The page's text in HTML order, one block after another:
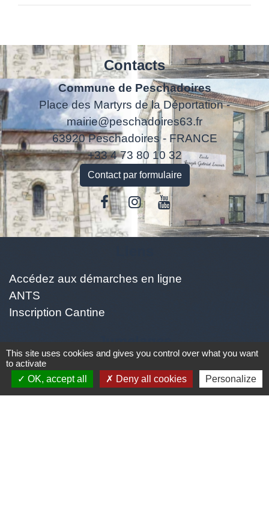
Contacts
Commune de Peschadoires
Place des Martyrs de la Déportation -
mairie@peschadoires63.fr
63920 Peschadoires - FRANCE
+33 4 73 80 10 32
Contact par formulaire
Accédez aux démarches en ligne
ANTS
Inscription Cantine
Jumelage avec la ville Italienne PEZZAZE (Ville
This site uses cookies and gives you control over what you want
to activate
OK, accept all
Deny all cookies Personalize